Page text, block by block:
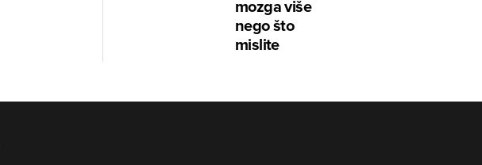
mozga više
nego što
mislite